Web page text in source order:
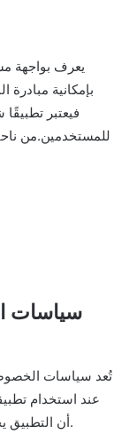
للمستخدمين.من
سياسات
تُعد سياسات
عند استخدام
أن التطبيق يحمي بياناتهم الشخصية ويعمل على منع تسريبها.